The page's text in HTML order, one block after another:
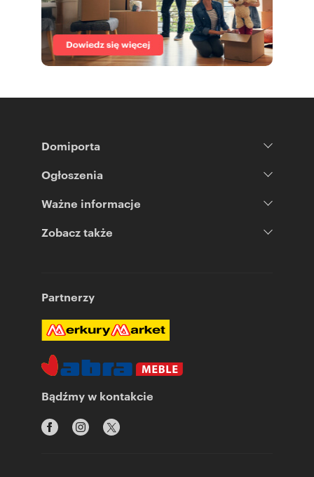
Domiporta
Ogłoszenia
Ważne informacje
Zobacz także
Partnerzy
Bądźmy w kontakcie